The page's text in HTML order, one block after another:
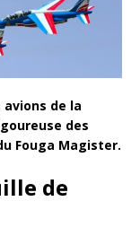
de la
des
Fouga Magister.
de